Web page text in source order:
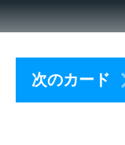
次のカード